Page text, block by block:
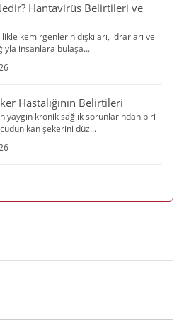
Hantavirüs Belirtileri ve
kemirgenlerin dışkıları, idrarları ve
insanlara bulaşa...
Hastalığının Belirtileri
yaygın kronik sağlık sorunlarından biri
kan şekerini düz...